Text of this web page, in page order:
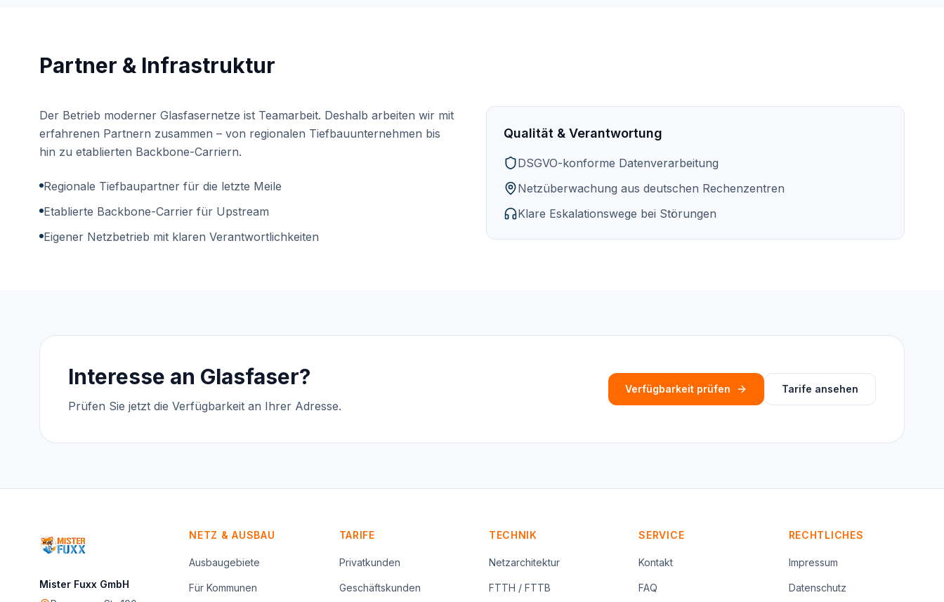
Partner & Infrastruktur
Der Betrieb moderner Glasfasernetze ist Teamarbeit. Deshalb arbeiten wir mit
erfahrenen Partnern zusammen – von regionalen Tiefbauunternehmen bis
hin zu etablierten Backbone-Carriern.
Regionale Tiefbaupartner für die letzte Meile
Etablierte Backbone-Carrier für Upstream
Eigener Netzbetrieb mit klaren Verantwortlichkeiten
Qualität & Verantwortung
DSGVO-konforme Datenverarbeitung
Netzüberwachung aus deutschen Rechenzentren
Klare Eskalationswege bei Störungen
Interesse an Glasfaser?
Prüfen Sie jetzt die Verfügbarkeit an Ihrer Adresse.
Verfügbarkeit prüfen Tarife ansehen
Mister Fuxx GmbH
NETZ & AUSBAU
Ausbaugebiete
Für Kommunen
TARIFE
Privatkunden
Geschäftskunden
TECHNIK
Netzarchitektur
FTTH / FTTB
SERVICE
Kontakt
FAQ
RECHTLICHES
Impressum
Datenschutz